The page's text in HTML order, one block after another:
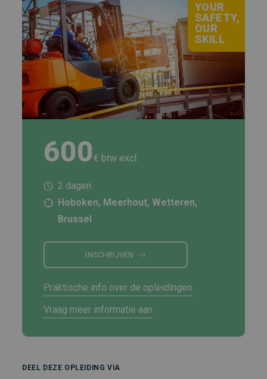
YOUR
SAFETY,
OUR
SKILL
600€ btw excl.
2 dagen
Hoboken, Meerhout, Wetteren,
Brussel
INSCHRIJVEN
Praktische info over de opleidingen
Vraag meer informatie aan
DEEL DEZE OPLEIDING VIA